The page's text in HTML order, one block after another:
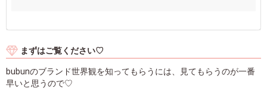
まずはご覧ください♡
bubunのブランド世界観を知ってもらうには、見てもらうのが一番
早いと思うので♡